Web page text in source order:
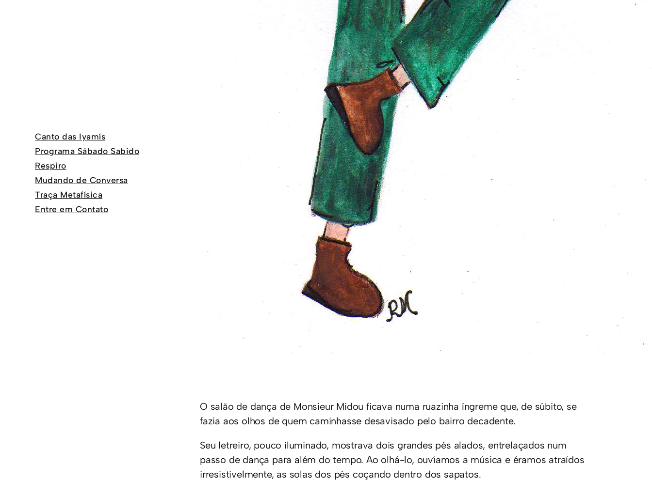
Canto das Iyamís
Programa Sábado Sabido
Respiro
Mudando de Conversa
Traça Metafísica
Entre em Contato
O salão de dança de Monsieur Midou ficava numa ruazinha íngreme que, de súbito, se
fazia aos olhos de quem caminhasse desavisado pelo bairro decadente.
Seu letreiro, pouco iluminado, mostrava dois grandes pés alados, entrelaçados num
passo de dança para além do tempo. Ao olhá-lo, ouvíamos a música e éramos atraídos
irresistivelmente, as solas dos pés coçando dentro dos sapatos.